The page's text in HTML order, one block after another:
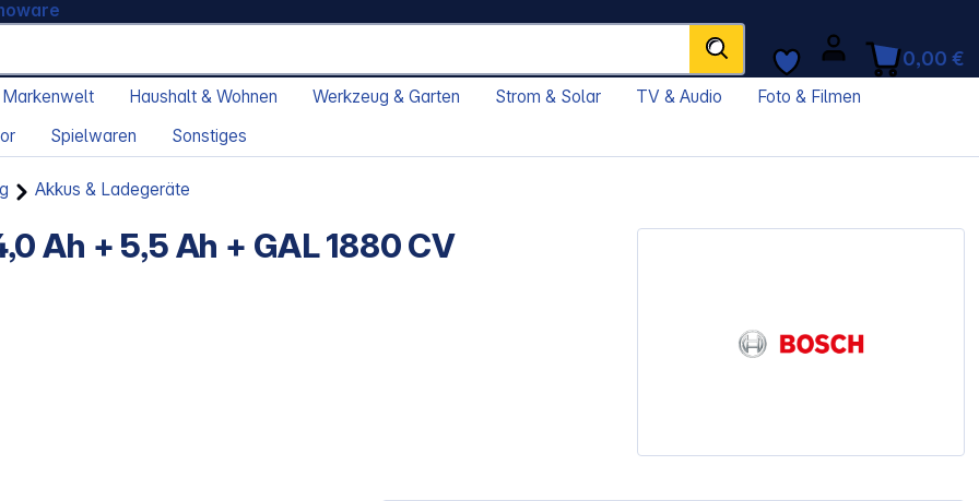
0,00 €
Haushalt & Wohnen Werkzeug & Garten Strom & Solar TV & Audio
Foto & Filmen
Spielwaren Sonstiges
Akkus & Ladegeräte
Ah + 5,5 Ah + GAL 1880 CV